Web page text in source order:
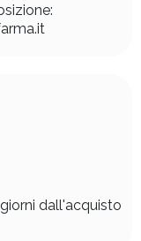
dall'acquisto